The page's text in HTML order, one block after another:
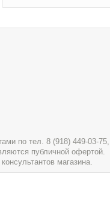
по тел. 8 (918) 449-03-
публичной офертой.
магазина.